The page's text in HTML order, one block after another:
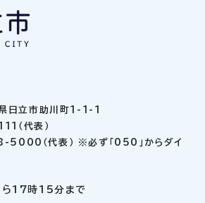
立市助川町1-1-1
（代表）
（代表） ※必ず「050」からダイ
17時15分まで